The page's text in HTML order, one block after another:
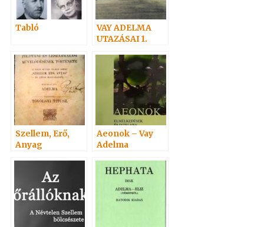
Tabló
VAY ADELMA
UTAZÁSAI 1.
Szellem, Erő,
Anyag
Aeonok – Vay
Adelma